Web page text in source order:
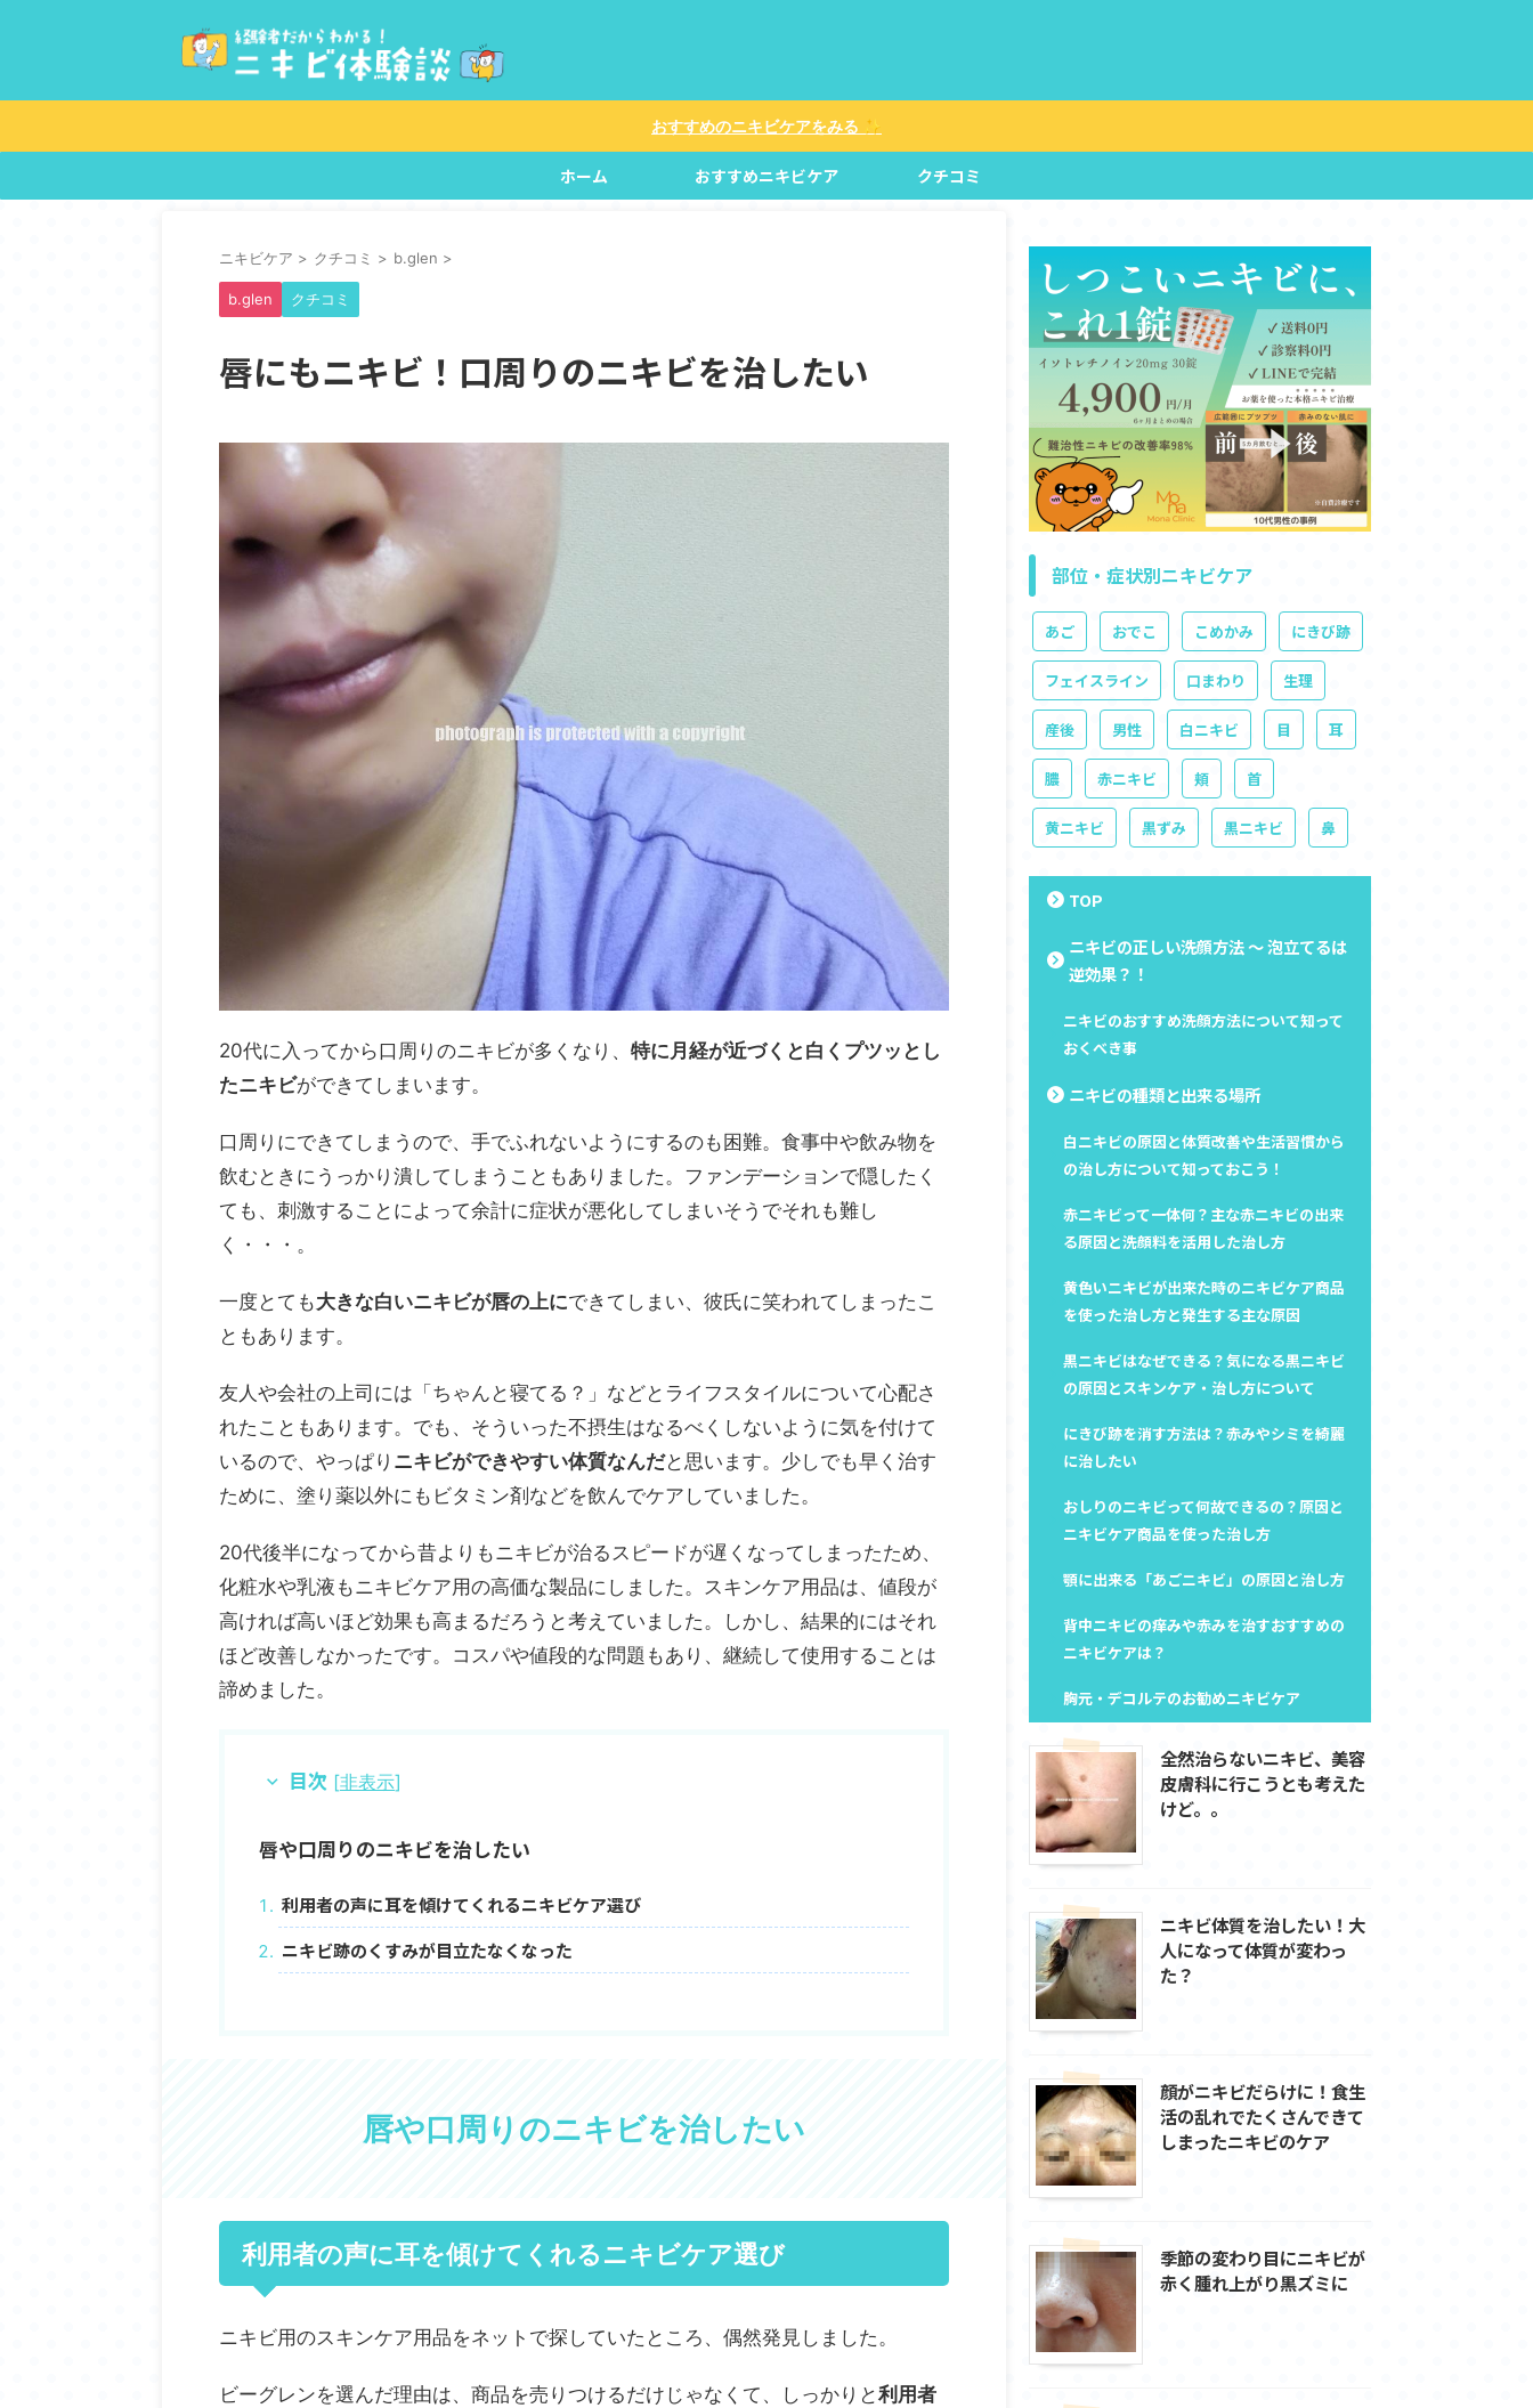
おすすめのニキビケアをみる ✨
ホーム おすすめニキビケア クチコミ
ニキビケア > クチコミ > b.glen >
b.glen クチコミ
唇にもニキビ！口周りのニキビを治したい
20代に入ってから口周りのニキビが多くなり、 特に月経が近づくと白くプツッとし
たニキビができてしまいます。
口周りにできてしまうので、手でふれないようにするのも困難。食事中や飲み物を
飲むときにうっかり潰してしまうこともありました。ファンデーションで隠したく
ても、刺激することによって余計に症状が悪化してしまいそうでそれも難し
く・・・。
一度とても大きな白いニキビが唇の上にできてしまい、彼氏に笑われてしまったこ
ともあります。
友人や会社の上司には「ちゃんと寝てる？」などとライフスタイルについて心配さ
れたこともあります。でも、そういった不摂生はなるべくしないように気を付けて
いるので、やっぱり ニキビができやすい体質なんだと思います。少しでも早く治す
ために、塗り薬以外にもビタミン剤などを飲んでケアしていました。
20代後半になってから昔よりもニキビが治るスピードが遅くなってしまったため、
化粧水や乳液もニキビケア用の高価な製品にしました。スキンケア用品は、値段が
高ければ高いほど効果も高まるだろうと考えていました。しかし、結果的にはそれ
ほど改善しなかったです。コスパや値段的な問題もあり、継続して使用することは
諦めました。
目次 [非表示]
唇や口周りのニキビを治したい
利用者の声に耳を傾けてくれるニキビケア選び
ニキビ跡のくすみが目立たなくなった
唇や口周りのニキビを治したい
利用者の声に耳を傾けてくれるニキビケア選び
ニキビ用のスキンケア用品をネットで探していたところ、偶然発見しました。
ビーグレンを選んだ理由は、商品を売りつけるだけじゃなくて、しっかりと利用者
部位・症状別ニキビケア
あご おでこ こめかみ にきび跡
フェイスライン 口まわり 生理
産後 男性 白ニキビ 目 耳
膿 赤ニキビ 頬 首
黄ニキビ 黒ずみ 黒ニキビ 鼻
TOP
ニキビの正しい洗顔方法 ～ 泡立てるは
逆効果？！
ニキビのおすすめ洗顔方法について知って
おくべき事
ニキビの種類と出来る場所
白ニキビの原因と体質改善や生活習慣から
の治し方について知っておこう！
赤ニキビって一体何？主な赤ニキビの出来
る原因と洗顔料を活用した治し方
黄色いニキビが出来た時のニキビケア商品
を使った治し方と発生する主な原因
黒ニキビはなぜできる？気になる黒ニキビ
の原因とスキンケア・治し方について
にきび跡を消す方法は？赤みやシミを綺麗
に治したい
おしりのニキビって何故できるの？原因と
ニキビケア商品を使った治し方
顎に出来る「あごニキビ」の原因と治し方
背中ニキビの痒みや赤みを治すおすすめの
ニキビケアは？
胸元・デコルテのお勧めニキビケア
全然治らないニキビ、美容
皮膚科に行こうとも考えた
けど。。
ニキビ体質を治したい！大
人になって体質が変わっ
た？
顔がニキビだらけに！食生
活の乱れでたくさんできて
しまったニキビのケア
季節の変わり目にニキビが
赤く腫れ上がり黒ズミに